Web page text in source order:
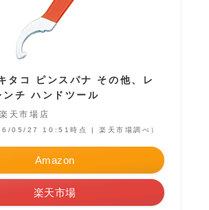
タコ ピンスパナ その他、レ
ンチ ハンドツール
天市場店
05/27 10:51時点 | 楽天市場調べ）
Amazon
楽天市場